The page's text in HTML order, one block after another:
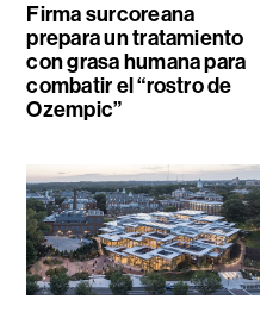
Firma surcoreana
prepara un tratamiento
con grasa humana para
combatir el “rostro de
Ozempic”